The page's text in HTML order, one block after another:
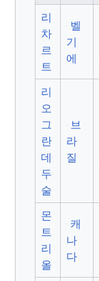
리
차
르
트
벨
기
에
리
오
그
란
데
두
술
브
라
질
몬
트
리
올
캐
나
다